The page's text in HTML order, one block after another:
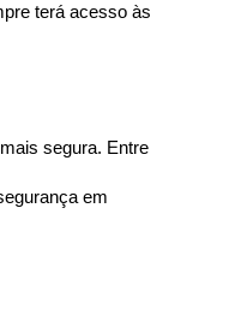
terá acesso às
segura. Entre
em